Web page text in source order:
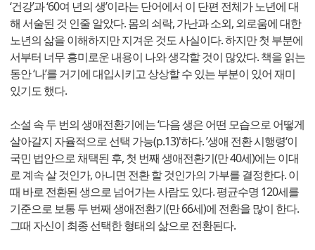
‘건강’과 ‘60여 년의 생’이라는 단어에서 이 단편 전체가 노년에 대
해 서술된 것 인줄 알았다. 몸의 쇠락, 가난과 소외, 외로움에 대한
노년의 삶을 이해하지만 지겨운 것도 사실이다. 하지만 첫 부분에
서부터 너무 흥미로운 내용이 나와 생각할 것이 많았다. 책을 읽는
동안 ‘나’를 거기에 대입시키고 상상할 수 있는 부분이 있어 재미
있기도 했다.
소설 속 두 번의 생애전환기에는 ‘다음 생은 어떤 모습으로 어떻게
살아갈지 자율적으로 선택 가능(p.13)'하다. ’생애 전환 시행령‘이
국민 법안으로 채택된 후, 첫 번째 생애전환기(만 40세)에는 이대
로 계속 살 것인가, 아니면 전환 할 것인가의 가부를 결정한다. 이
때 바로 전환된 생으로 넘어가는 사람도 있다. 평균수명 120세를
기준으로 보통 두 번째 생애전환기(만 66세)에 전환을 많이 한다.
그때 자신이 최종 선택한 형태의 삶으로 전환된다.